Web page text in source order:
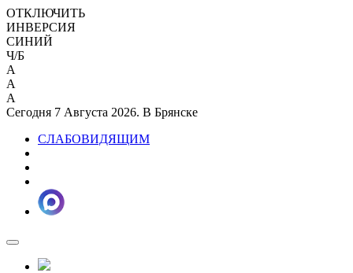
ОТКЛЮЧИТЬ
ИНВЕРСИЯ
СИНИЙ
Ч/Б
A
A
A
Сегодня 7 Августа 2026. В Брянске
СЛАБОВИДЯЩИМ